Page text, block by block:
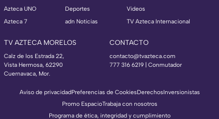
Azteca UNO
Azteca 7
Deportes
adn Noticias
Videos
TV Azteca Internacional
TV AZTECA MORELOS
Calz de los Estrada 22,
Vista Hermosa, 62290
Cuernavaca, Mor.
CONTACTO
contacto@tvazteca.com
777 316 6219 | Conmutador
Aviso de privacidadPreferencias de CookiesDerechosInversionistas
Promo EspacioTrabaja con nosotros
Programa de ética, integridad y cumplimiento